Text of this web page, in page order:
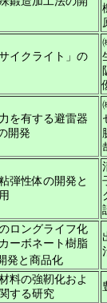
イクライト」の
を有する避雷器
開発
弾性体の開発と
ロングライフ化
ーボネート樹脂
発と商品化
料の強靭化およ
する研究